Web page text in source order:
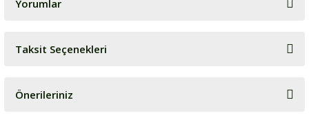
Yorumlar
Bu ürüne ilk yorumu siz yapın!
Taksit Seçenekleri
Önerileriniz